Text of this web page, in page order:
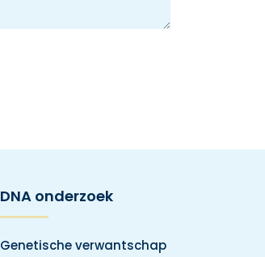
DNA onderzoek
Genetische verwantschap